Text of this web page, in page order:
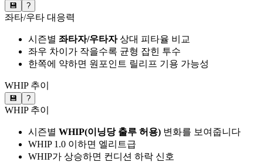
💾 ?
좌타/우타 대응력
시즌별 좌타자/우타자상대 피타율 비교
좌우 차이가 작을수록 균형 잡힌 투수
한쪽에 약하면 원포인트 릴리프 기용 가능성
WHIP 추이
💾 ?
WHIP 추이
시즌별 WHIP(이닝당 출루 허용) 변화를 보여줍니다
WHIP 1.0 이하면 엘리트급
WHIP가 상승하면 컨디션 하락 신호